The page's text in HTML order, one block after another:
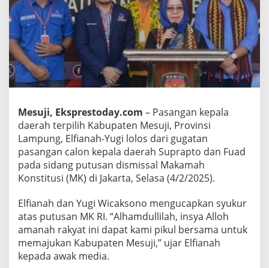
i
i
a
h
-
Y
u
g
i
o
l
o
s
G
u
Mesuji, Eksprestoday.com – Pasangan kepala
daerah terpilih Kabupaten Mesuji, Provinsi
Lampung, Elfianah-Yugi lolos dari gugatan
pasangan calon kepala daerah Suprapto dan Fuad
pada sidang putusan dismissal Makamah
Konstitusi (MK) di Jakarta, Selasa (4/2/2025).
Elfianah dan Yugi Wicaksono mengucapkan syukur
atas putusan MK RI. “Alhamdullilah, insya Alloh
amanah rakyat ini dapat kami pikul bersama untuk
memajukan Kabupaten Mesuji,” ujar Elfianah
kepada awak media.